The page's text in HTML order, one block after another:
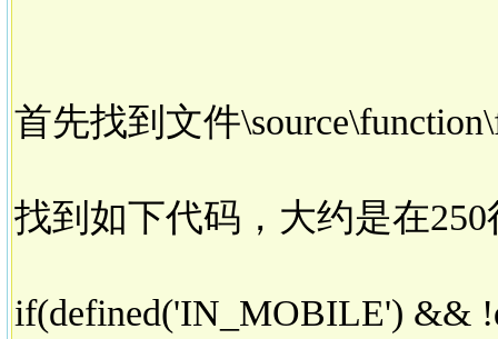
首先找到文件
找到如下代码，大约是在
if(defined('IN_MOBILE') &&